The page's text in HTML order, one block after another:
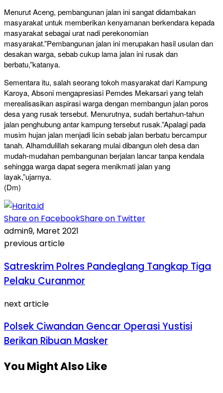
Menurut Aceng, pembangunan jalan ini sangat didambakan
masyarakat untuk memberikan kenyamanan berkendara kepada
masyarakat sebagai urat nadi perekonomian
masyarakat.”Pembangunan jalan ini merupakan hasil usulan dan
desakan warga, sebab cukup lama jalan ini rusak dan
berbatu,”katanya.
Sementara itu, salah seorang tokoh masyarakat dari Kampung
Karoya, Absoni mengapresiasi Pemdes Mekarsari yang telah
merealisasikan aspirasi warga dengan membangun jalan poros
desa yang rusak tersebut. Menurutnya, sudah bertahun-tahun
jalan penghubung antar kampung tersebut rusak.”Apalagi pada
musim hujan jalan menjadi licin sebab jalan berbatu bercampur
tanah. Alhamdulillah sekarang mulai dibangun oleh desa dan
mudah-mudahan pembangunan berjalan lancar tanpa kendala
sehingga warga dapat segera menikmati jalan yang
layak,”ujarnya.
(Dm)
Share on FacebookShare on Twitter
admin9, Maret 2021
previous article
Satreskrim Polres Pandeglang Tangkap Tiga
Pelaku Curanmor
next article
Polsek Ciwandan Gencar Operasi Yustisi
Berikan Ribuan Masker
You Might Also Like